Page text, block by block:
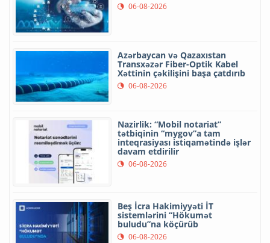
06-08-2026
Azərbaycan və Qazaxıstan
Transxəzər Fiber-Optik Kabel
Xəttinin çəkilişini başa çatdırıb
06-08-2026
Nazirlik: “Mobil notariat”
tətbiqinin “mygov”a tam
inteqrasiyası istiqamətində işlər
davam etdirilir
06-08-2026
Beş İcra Hakimiyyəti İT
sistemlərini “Hökumət
buludu”na köçürüb
06-08-2026